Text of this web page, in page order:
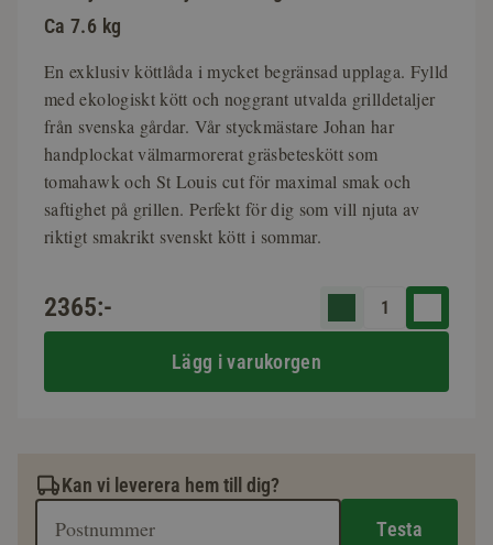
Ca 7.6 kg
En exklusiv köttlåda i mycket begränsad upplaga. Fylld
med ekologiskt kött och noggrant utvalda grilldetaljer
från svenska gårdar. Vår styckmästare Johan har
handplockat välmarmorerat gräsbeteskött som
tomahawk och St Louis cut för maximal smak och
saftighet på grillen. Perfekt för dig som vill njuta av
riktigt smakrikt svenskt kött i sommar.
2365:-
Lägg i varukorgen
Kan vi leverera hem till dig?
Testa